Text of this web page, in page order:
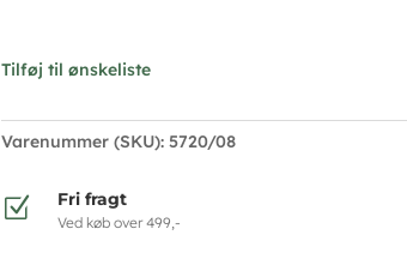
Tilføj til ønskeliste
Varenummer (SKU): 5720/08
Z Fri fragt
Ved køb over 499,-